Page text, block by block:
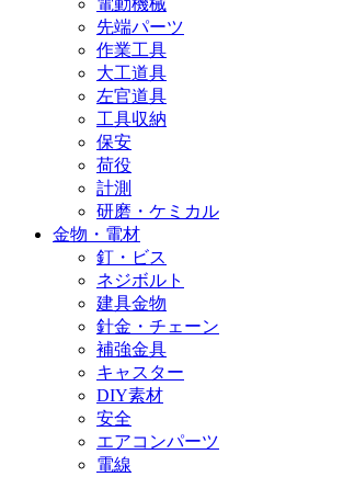
電動機械
先端パーツ
作業工具
大工道具
左官道具
工具収納
保安
荷役
計測
研磨・ケミカル
金物・電材
釘・ビス
ネジボルト
建具金物
針金・チェーン
補強金具
キャスター
DIY素材
安全
エアコンパーツ
電線